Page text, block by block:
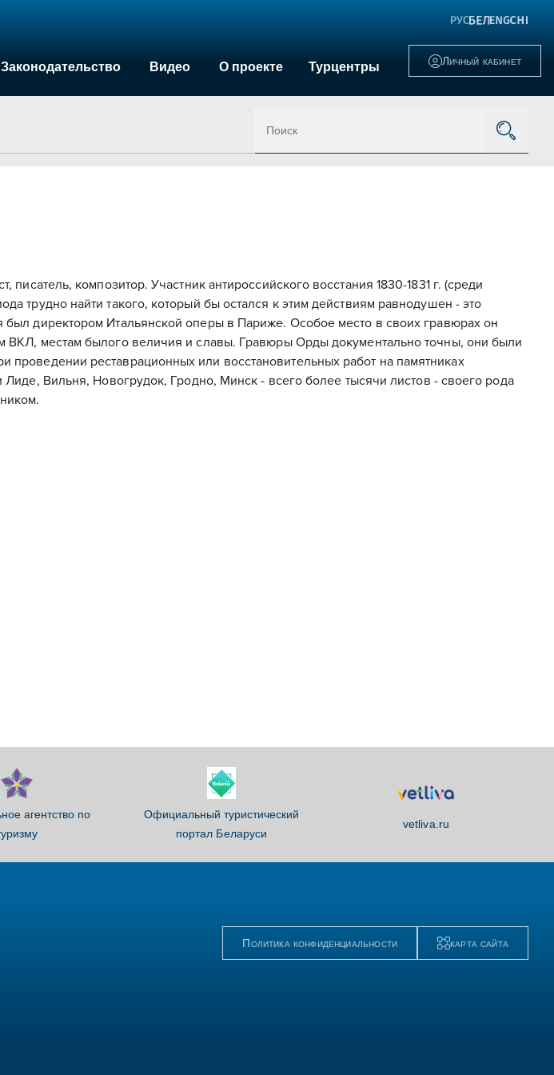
Законодательство Видео О проекте Турцентры Личный кабинет
писатель, композитор. Участник антироссийского восстания 1830-1831 г. (среди
трудно найти такого, который бы остался к этим действиям равнодушен - это
был директором Итальянской оперы в Париже. Особое место в своих гравюрах он
ВКЛ, местам былого величия и славы. Гравюры Орды документально точны, они были
проведении реставрационных или восстановительных работ на памятниках
Лиде, Вильня, Новогрудок, Гродно, Минск - всего более тысячи листов - своего рода
агентство по
Официальный туристический
портал Беларуси
vetliva.ru
Политика конфиденциальности карта сайта